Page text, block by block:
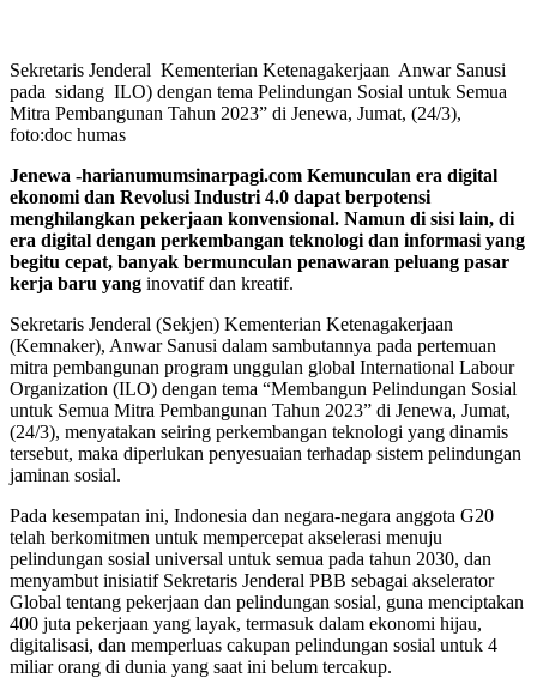
Sekretaris Jenderal Kementerian Ketenagakerjaan Anwar Sanusi
pada sidang ILO) dengan tema Pelindungan Sosial untuk Semua
Mitra Pembangunan Tahun 2023” di Jenewa, Jumat, (24/3),
foto:doc humas
Jenewa -harianumumsinarpagi.com Kemunculan era digital
ekonomi dan Revolusi Industri 4.0 dapat berpotensi
menghilangkan pekerjaan konvensional. Namun di sisi lain, di
era digital dengan perkembangan teknologi dan informasi yang
begitu cepat, banyak bermunculan penawaran peluang pasar
kerja baru yang inovatif dan kreatif.
Sekretaris Jenderal (Sekjen) Kementerian Ketenagakerjaan
(Kemnaker), Anwar Sanusi dalam sambutannya pada pertemuan
mitra pembangunan program unggulan global International Labour
Organization (ILO) dengan tema “Membangun Pelindungan Sosial
untuk Semua Mitra Pembangunan Tahun 2023” di Jenewa, Jumat,
(24/3), menyatakan seiring perkembangan teknologi yang dinamis
tersebut, maka diperlukan penyesuaian terhadap sistem pelindungan
jaminan sosial.
Pada kesempatan ini, Indonesia dan negara-negara anggota G20
telah berkomitmen untuk mempercepat akselerasi menuju
pelindungan sosial universal untuk semua pada tahun 2030, dan
menyambut inisiatif Sekretaris Jenderal PBB sebagai akselerator
Global tentang pekerjaan dan pelindungan sosial, guna menciptakan
400 juta pekerjaan yang layak, termasuk dalam ekonomi hijau,
digitalisasi, dan memperluas cakupan pelindungan sosial untuk 4
miliar orang di dunia yang saat ini belum tercakup.